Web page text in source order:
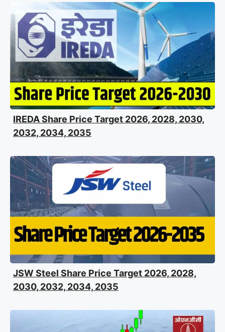
IREDA Share Price Target 2026, 2028, 2030,
2032, 2034, 2035
JSW Steel Share Price Target 2026, 2028,
2030, 2032, 2034, 2035